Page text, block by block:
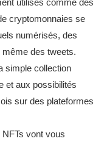
cryptomonnaies se
numérisés, des
des tweets.
simple collection
et aux possibilités
sur des plateformes
vont vous